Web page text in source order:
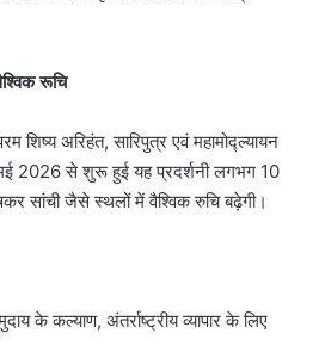
रूचि
शिष्य अरिहंत, सारिपुत्र एवं महामोद्ल्यायन
मई 2026 से शुरू हुई यह प्रदर्शनी लगभग 10
सांची जैसे स्थलों में वैश्विक रुचि बढ़ेगी।
के कल्याण, अंतर्राष्ट्रीय व्यापार के लिए